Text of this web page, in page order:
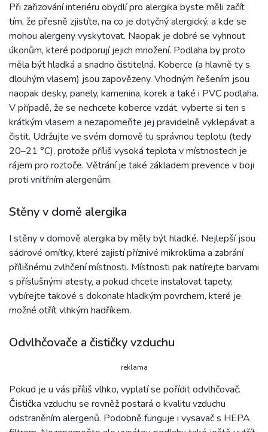
Při zařizování interiéru obydlí pro alergika byste měli začít
tím, že přesně zjistíte, na co je dotyčný alergický, a kde se
mohou alergeny vyskytovat. Naopak je dobré se vyhnout
úkonům, které podporují jejich množení. Podlaha by proto
měla být hladká a snadno čistitelná. Koberce (a hlavně ty s
dlouhým vlasem) jsou zapovězeny. Vhodným řešením jsou
naopak desky, panely, kamenina, korek a také i PVC podlaha.
V případě, že se nechcete koberce vzdát, vyberte si ten s
krátkým vlasem a nezapomeňte jej pravidelně vyklepávat a
čistit. Udržujte ve svém domově tu správnou teplotu (tedy
20–21 °C), protože příliš vysoká teplota v místnostech je
rájem pro roztoče. Větrání je také základem prevence v boji
proti vnitřním alergenům.
Stěny v domě alergika
I stěny v domově alergika by měly být hladké. Nejlepší jsou
sádrové omítky, které zajistí příznivé mikroklima a zabrání
přílišnému zvlhčení místnosti. Místnosti pak natírejte barvami
s příslušnými atesty, a pokud chcete instalovat tapety,
vybírejte takové s dokonale hladkým povrchem, které je
možné otřít vlhkým hadříkem.
Odvlhčovače a čističky vzduchu
reklama
Pokud je u vás příliš vlhko, vyplatí se pořídit odvlhčovač.
Čistička vzduchu se rovněž postará o kvalitu vzduchu
odstraněním alergenů. Podobně funguje i vysavač s HEPA